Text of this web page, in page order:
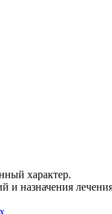
характер.
назначения